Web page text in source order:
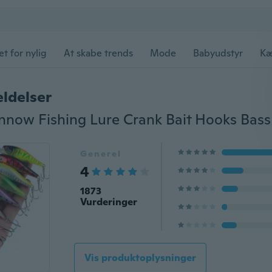
for nylig At skabe trends Mode Babyudstyr
Generel
4
1873
Vurderinger
Vis produktoplysninger